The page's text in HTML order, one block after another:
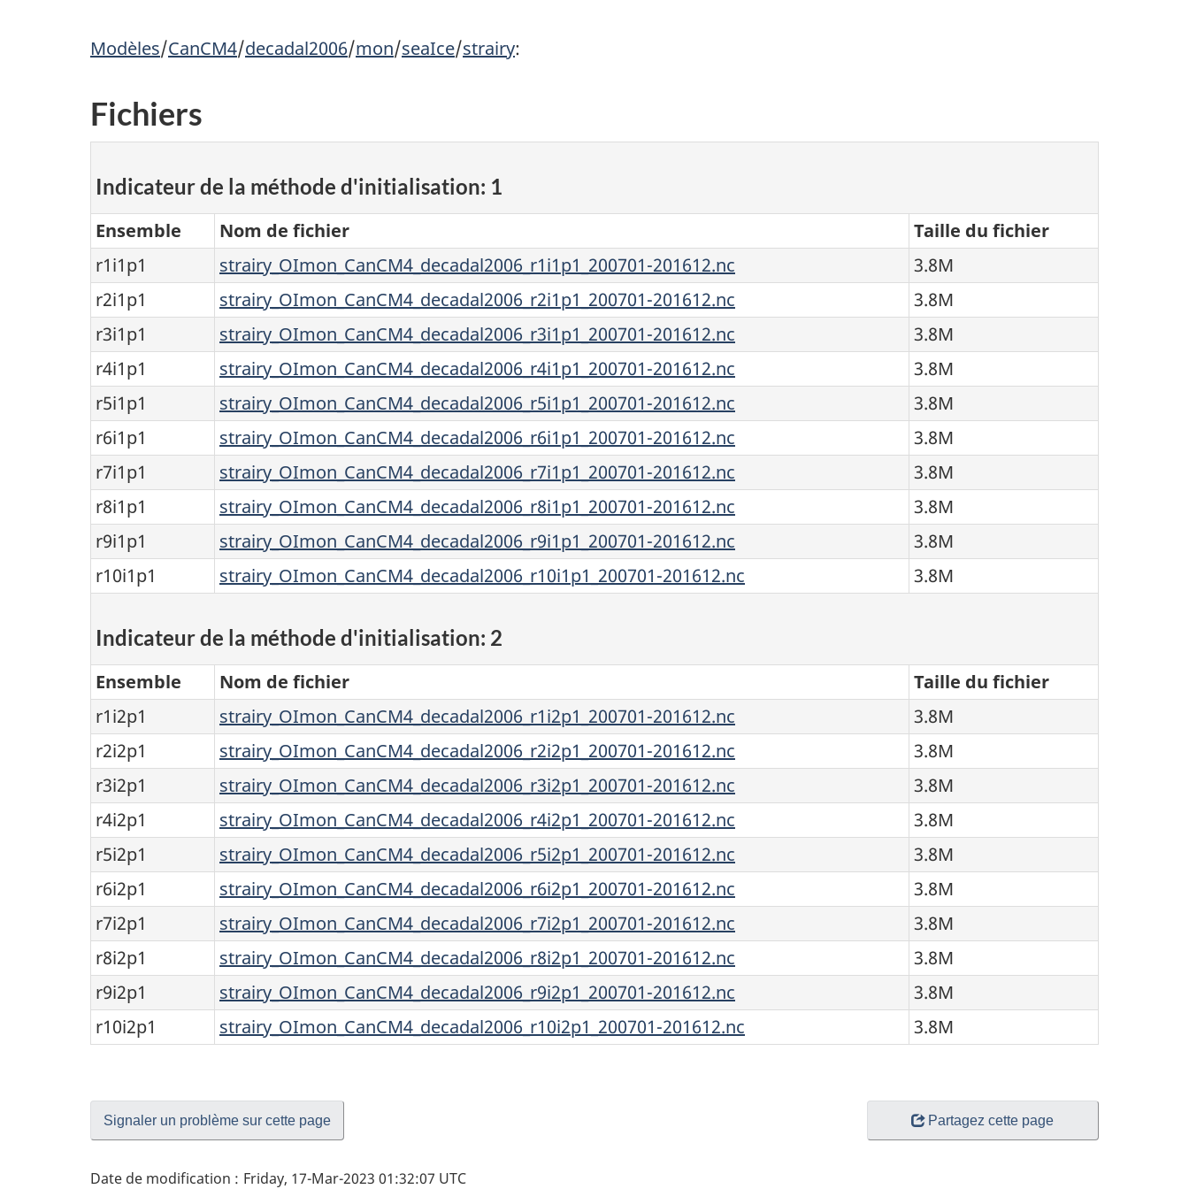
Modèles/CanCM4/decadal2006/mon/seaIce/strairy:
Fichiers
Indicateur de la méthode d'initialisation: 1
Ensemble Nom de fichier
Taille du fichier
r1i1p1
strairy_OImon_CanCM4_decadal2006_r1i1p1_200701-201612.nc
3.8M
r2i1p1
strairy_OImon_CanCM4_decadal2006_r2i1p1_200701-201612.nc
3.8M
r3i1p1
strairy_OImon_CanCM4_decadal2006_r3i1p1_200701-201612.nc
3.8M
r4i1p1
strairy_OImon_CanCM4_decadal2006_r4i1p1_200701-201612.nc
3.8M
r5i1p1
strairy_OImon_CanCM4_decadal2006_r5i1p1_200701-201612.nc
3.8M
r6i1p1
strairy_OImon_CanCM4_decadal2006_r6i1p1_200701-201612.nc
3.8M
r7i1p1
strairy_OImon_CanCM4_decadal2006_r7i1p1_200701-201612.nc
3.8M
r8i1p1
strairy_OImon_CanCM4_decadal2006_r8i1p1_200701-201612.nc
3.8M
r9i1p1
strairy_OImon_CanCM4_decadal2006_r9i1p1_200701-201612.nc
3.8M
r10i1p1
strairy_OImon_CanCM4_decadal2006_r10i1p1_200701-201612.nc 3.8M
Indicateur de la méthode d'initialisation: 2
Ensemble Nom de fichier
Taille du fichier
r1i2p1
strairy_OImon_CanCM4_decadal2006_r1i2p1_200701-201612.nc
3.8M
r2i2p1
strairy_OImon_CanCM4_decadal2006_r2i2p1_200701-201612.nc
3.8M
r3i2p1
strairy_OImon_CanCM4_decadal2006_r3i2p1_200701-201612.nc
3.8M
r4i2p1
strairy_OImon_CanCM4_decadal2006_r4i2p1_200701-201612.nc
3.8M
r5i2p1
strairy_OImon_CanCM4_decadal2006_r5i2p1_200701-201612.nc
3.8M
r6i2p1
strairy_OImon_CanCM4_decadal2006_r6i2p1_200701-201612.nc
3.8M
r7i2p1
strairy_OImon_CanCM4_decadal2006_r7i2p1_200701-201612.nc
3.8M
r8i2p1
strairy_OImon_CanCM4_decadal2006_r8i2p1_200701-201612.nc
3.8M
r9i2p1
strairy_OImon_CanCM4_decadal2006_r9i2p1_200701-201612.nc
3.8M
r10i2p1
strairy_OImon_CanCM4_decadal2006_r10i2p1_200701-201612.nc 3.8M
Signaler un problème sur cette page Partagez cette page
Date de modification : Friday, 17-Mar-2023 01:32:07 UTC